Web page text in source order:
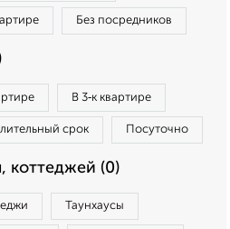
Без посредников
В 3‑к квартире
срок Посуточно
коттеджей (0)
Таунхаусы